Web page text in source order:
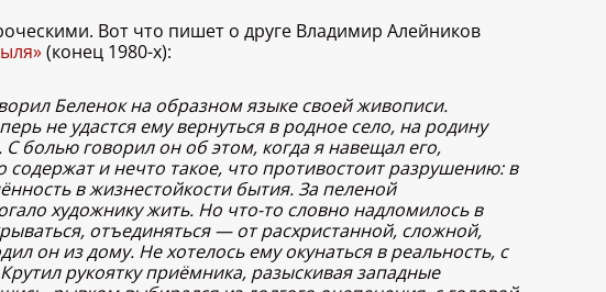
Вот что пишет о друге Владимир Алейников
(конец 1980-х):
Беленок на образном языке своей живописи.
не удастся ему вернуться в родное село, на родину
болью говорил он об этом, когда я навещал его,
и нечто такое, что противостоит разрушению: в
в жизнестойкости бытия. За пеленой
художнику жить. Но что-то словно надломилось в
отъединяться — от расхристанной, сложной,
он из дому. Не хотелось ему окунаться в реальность, с
рукоятку приёмника, разыскивая западные